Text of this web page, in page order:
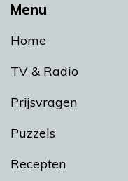
Menu
Home
TV & Radio
Prijsvragen
Puzzels
Recepten